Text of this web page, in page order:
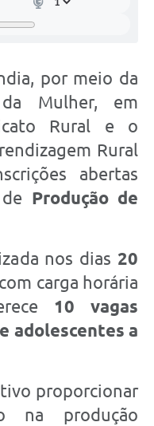
por meio da
Mulher, em
Rural e o
Rural
abertas
Produção de
nos dias 20
carga horária
10 vagas
adolescentes a
proporcionar
na produção